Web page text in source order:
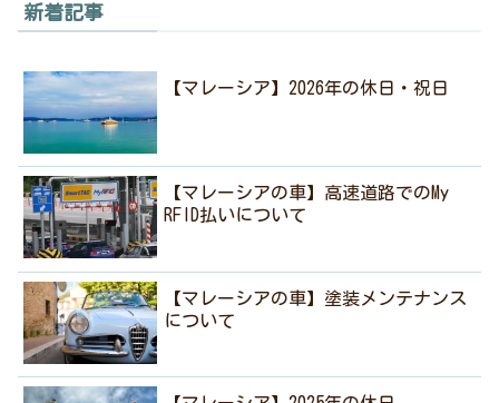
新着記事
【マレーシア】2026年の休日・祝日
【マレーシアの車】高速道路でのMy
RFID払いについて
【マレーシアの車】塗装メンテナンス
について